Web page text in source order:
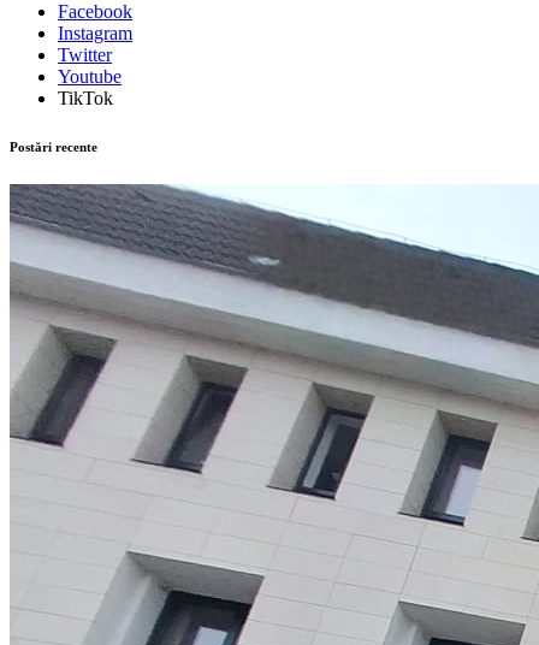
Facebook
Instagram
Twitter
Youtube
TikTok
Postări recente